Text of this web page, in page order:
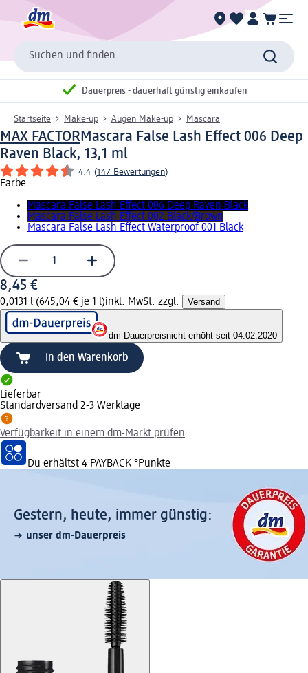
Suchen und finden
Dauerpreis - dauerhaft günstig einkaufen
Startseite Make-up Augen Make-up Mascara
MAX FACTORMascara False Lash Effect 006 Deep
Raven Black, 13,1 ml
4.4 (147 Bewertungen)
Farbe
Mascara False Lash Effect 006 Deep Raven Black
Mascara False Lash Effect 002 Black/Brown
Mascara False Lash Effect Waterproof 001 Black
8,45 €
0,0131 l (645,04 € je 1 l)inkl. MwSt. zzgl. Versand
dm-Dauerpreisnicht erhöht seit 04.02.2020
In den Warenkorb
Lieferbar
Standardversand 2-3 Werktage
Verfügbarkeit in einem dm-Markt prüfen
Du erhältst 4 PAYBACK °Punkte
Gestern, heute, immer günstig:
unser dm-Dauerpreis